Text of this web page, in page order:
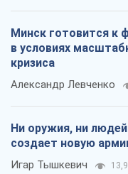
Минск готовится к
в условиях
кризиса
Александр Левченко
Ни оружия, ни
создает новую
Игар Тышкевич